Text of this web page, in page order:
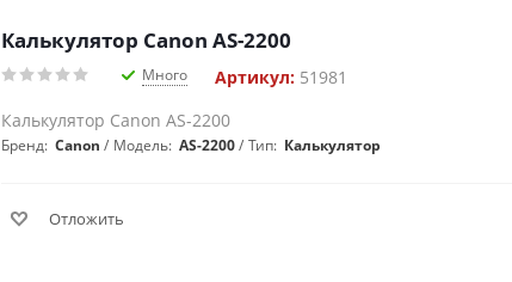
Калькулятор Canon AS-2200
Много Артикул: 51981
Калькулятор Canon AS-2200
Бренд: Canon Модель: AS-2200 Тип: Калькулятор
Отложить